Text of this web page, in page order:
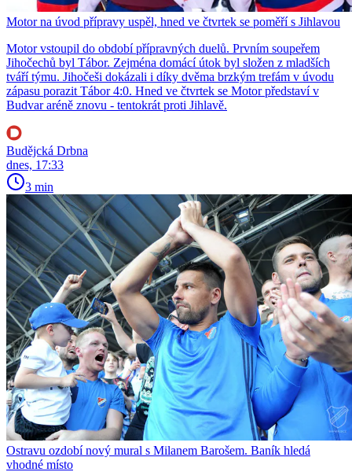
Motor na úvod přípravy uspěl, hned ve čtvrtek se poměří s Jihlavou
Motor vstoupil do období přípravných duelů. Prvním soupeřem
Jihočechů byl Tábor. Zejména domácí útok byl složen z mladších
tváří týmu. Jihočeši dokázali i díky dvěma brzkým trefám v úvodu
zápasu porazit Tábor 4:0. Hned ve čtvrtek se Motor představí v
Budvar aréně znovu - tentokrát proti Jihlavě.
Budějcká Drbna
dnes, 17:33
3 min
Ostravu ozdobí nový mural s Milanem Barošem. Baník hledá
vhodné místo